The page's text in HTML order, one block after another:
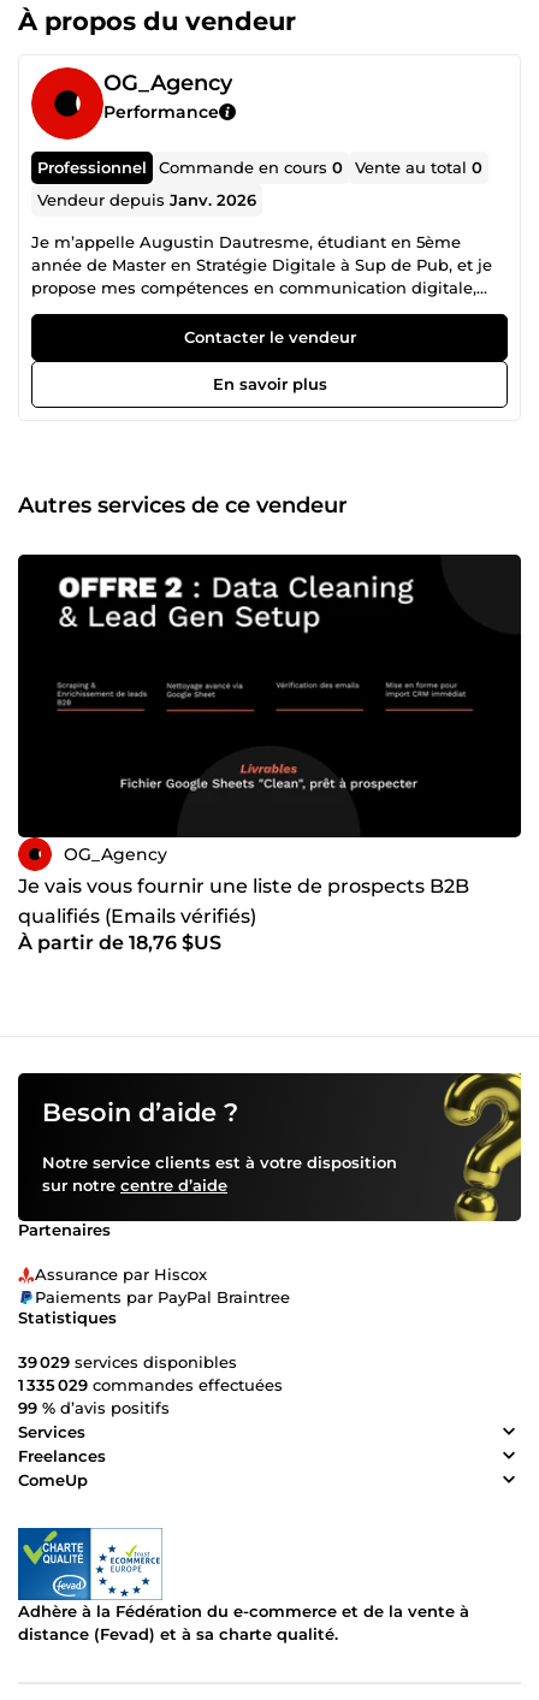
À propos du vendeur
OG_Agency
Performance
Professionnel Commande en cours0 Vente au total0
Vendeur depuisJanv. 2026
Je m’appelle Augustin Dautresme, étudiant en 5ème
année de Master en Stratégie Digitale à Sup de Pub, et je
propose mes compétences en communication digitale,
UX/UI, et gestion de campagnes pour accompagner vos
projets. Passionné par le numérique, je combine créativité
et analyse data pour concevoir des solutions adaptées à
vos besoins. Mes expertises : -Stratégie digitale: Pilotage
de présence en ligne, optimisation SEO/SEA, et analyse de
optimisation de campagnes display (Google Ads,
Analytics). -IA &amp; Innovation: Utilisation d'outils d'IA
Contacter le vendeur
En savoir plus
Autres services de ce vendeur
OG_Agency
Je vais vous fournir une liste de prospects B2B
qualifiés (Emails vérifiés)
À partir de 18,76 $US
Besoin d’aide ?
Notre service clients est à votre disposition
sur notre centre d’aide
Partenaires
Assurance par Hiscox
Paiements par PayPal Braintree
Statistiques
39 029 services disponibles
1 335 029 commandes effectuées
99 % d’avis positifs
Services
Freelances
ComeUp
Adhère à la Fédération du e-commerce et de la vente à
distance (Fevad) et à sa charte qualité.